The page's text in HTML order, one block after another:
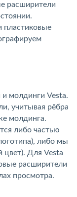
расширители
пластиковые
молдинги Vesta.
учитывая рёбра
молдинга.
либо частью
либо мы
цвет). Для Vesta
расширители
просмотра.